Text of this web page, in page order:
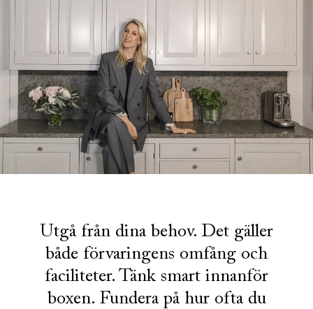
Utgå från dina behov. Det gäller
både förvaringens omfång och
faciliteter. Tänk smart innanför
boxen. Fundera på hur ofta du